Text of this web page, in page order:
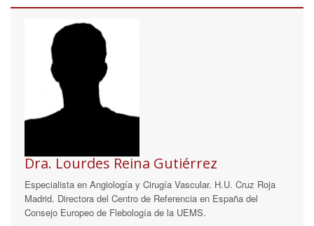
Dra. Lourdes Reina Gutiérrez
Especialista en Angiología y Cirugía Vascular. H.U. Cruz Roja
Madrid. Directora del Centro de Referencia en España del
Consejo Europeo de Flebología de la UEMS.